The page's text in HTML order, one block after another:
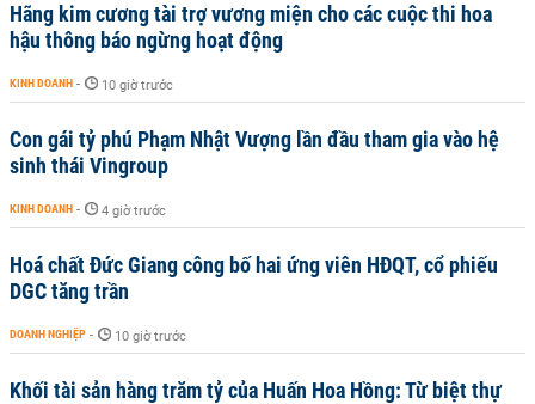
Hãng kim cương tài trợ vương miện cho các cuộc thi hoa
hậu thông báo ngừng hoạt động
KINH DOANH - 10 giờ trước
Con gái tỷ phú Phạm Nhật Vượng lần đầu tham gia vào hệ
sinh thái Vingroup
KINH DOANH - 4 giờ trước
Hoá chất Đức Giang công bố hai ứng viên HĐQT, cổ phiếu
DGC tăng trần
DOANH NGHIỆP - 10 giờ trước
Khối tài sản hàng trăm tỷ của Huấn Hoa Hồng: Từ biệt thự